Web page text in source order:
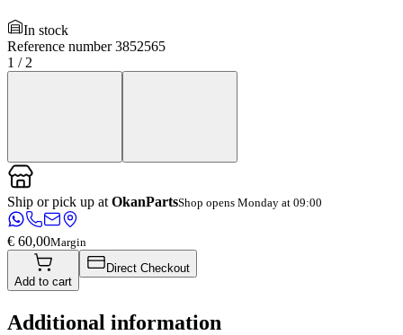
In stock
Reference number 3852565
1 / 2
Ship or pick up at OkanPartsShop opens Monday at 09:00
€ 60,00Margin
Add to cart
Direct Checkout
Additional information